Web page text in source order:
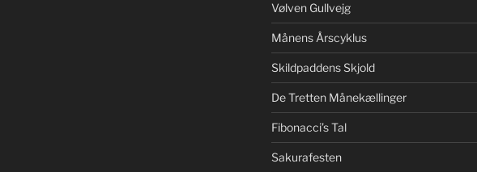
Vølven Gullvejg
Månens Årscyklus
Skildpaddens Skjold
De Tretten Månekællinger
Fibonacci’s Tal
Sakurafesten